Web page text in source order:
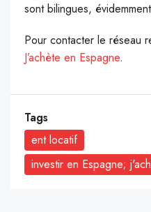
sont bilingues,
Pour contacter le réseau
J’achète en Espagne.
Tags
ent locatif
investir en Espagne;